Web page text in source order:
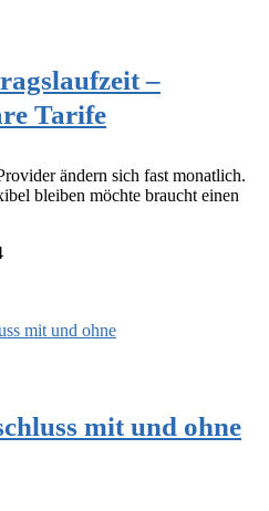
–
Tarife
ändern sich fast monatlich.
bleiben möchte braucht einen
mit und ohne